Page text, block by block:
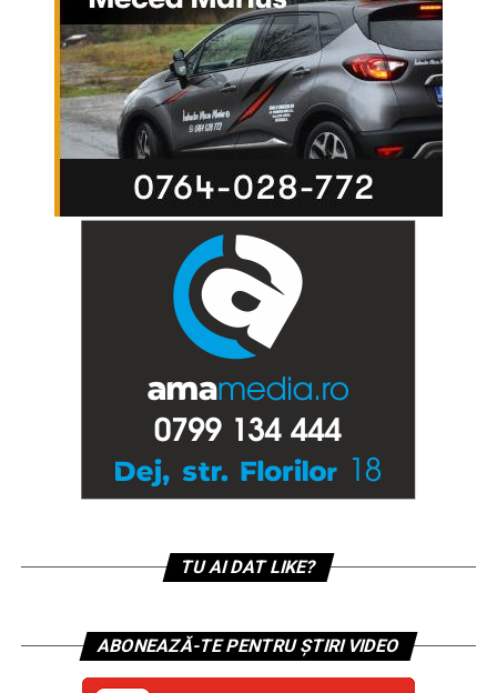
TU AI DAT LIKE?
ABONEAZĂ-TE PENTRU ȘTIRI VIDEO